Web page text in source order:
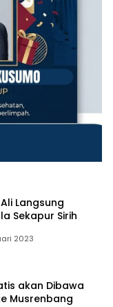
Langsung
Sekapur Sirih
2023
akan Dibawa
Musrenbang